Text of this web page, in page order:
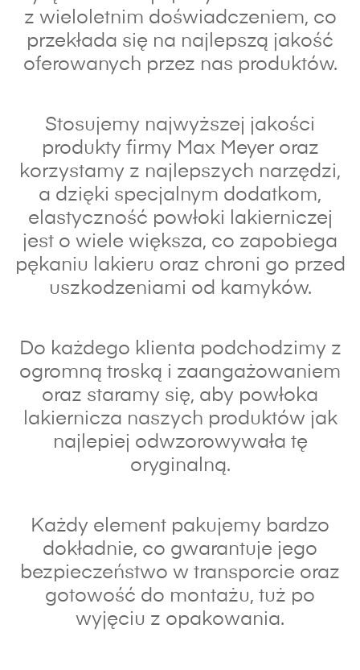
z wieloletnim doświadczeniem, co
przekłada się na najlepszą jakość
oferowanych przez nas produktów.
Stosujemy najwyższej jakości
produkty firmy Max Meyer oraz
korzystamy z najlepszych narzędzi,
a dzięki specjalnym dodatkom,
elastyczność powłoki lakierniczej
jest o wiele większa, co zapobiega
pękaniu lakieru oraz chroni go przed
uszkodzeniami od kamyków.
Do każdego klienta podchodzimy z
ogromną troską i zaangażowaniem
oraz staramy się, aby powłoka
lakiernicza naszych produktów jak
najlepiej odwzorowywała tę
oryginalną.
Każdy element pakujemy bardzo
dokładnie, co gwarantuje jego
bezpieczeństwo w transporcie oraz
gotowość do montażu, tuż po
wyjęciu z opakowania.